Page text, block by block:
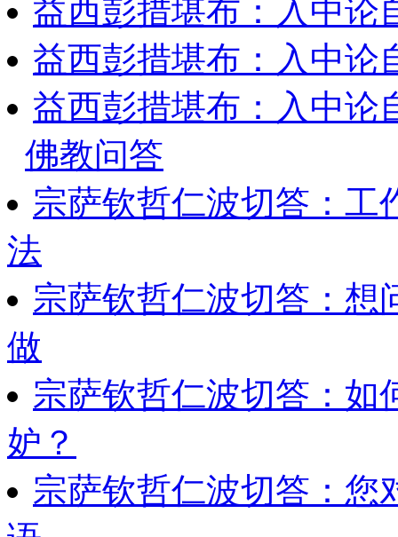
益西彭措堪布：入中论
益西彭措堪布：入中论
益西彭措堪布：入中论
佛教问答
宗萨钦哲仁波切答：工
法
宗萨钦哲仁波切答：想
做
宗萨钦哲仁波切答：如
妒？
宗萨钦哲仁波切答：您